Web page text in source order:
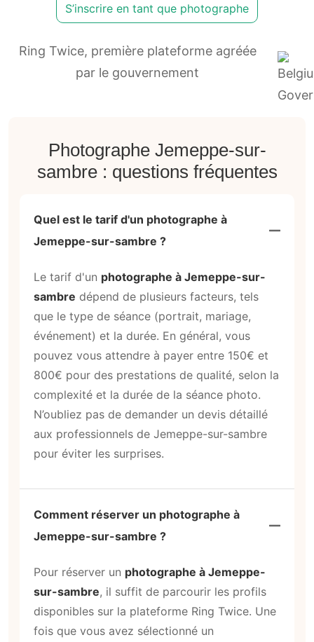
S’inscrire en tant que photographe
Ring Twice, première plateforme agréée
par le gouvernement
Photographe Jemeppe-sur-
sambre : questions fréquentes
Quel est le tarif d'un photographe à
Jemeppe-sur-sambre ?
Le tarif d'un photographe à Jemeppe-sur-
sambre dépend de plusieurs facteurs, tels
que le type de séance (portrait, mariage,
événement) et la durée. En général, vous
pouvez vous attendre à payer entre 150€ et
800€ pour des prestations de qualité, selon la
complexité et la durée de la séance photo.
N’oubliez pas de demander un devis détaillé
aux professionnels de Jemeppe-sur-sambre
pour éviter les surprises.
Comment réserver un photographe à
Jemeppe-sur-sambre ?
Pour réserver un photographe à Jemeppe-
sur-sambre, il suffit de parcourir les profils
disponibles sur la plateforme Ring Twice. Une
fois que vous avez sélectionné un